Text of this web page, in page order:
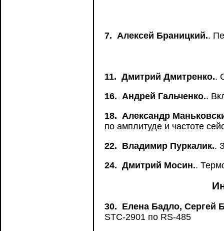
7. Алексей Браницкий..
11. Дмитрий Дмитренко..
16. Андрей Гальченко..
18. Александр
по амплитуде и частоте
22. Владимир Пуркалик..
24. Дмитрий Мосин..
30. Елена Бадло, Сергей
STC-2901 по RS-485